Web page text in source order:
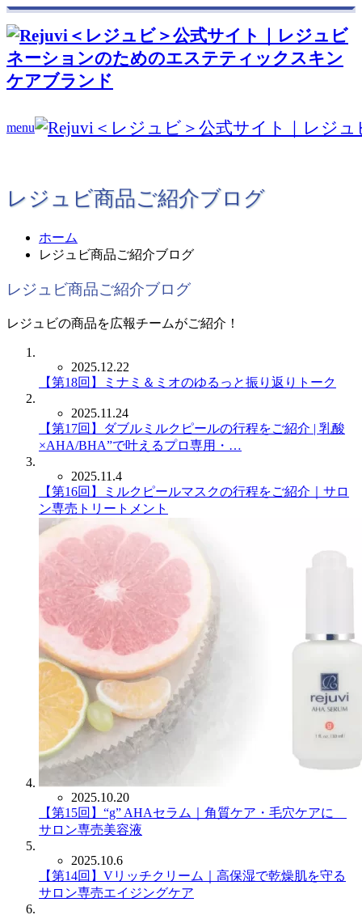
menu
レジュビ商品ご紹介ブログ
ホーム
レジュビ商品ご紹介ブログ
レジュビ商品ご紹介ブログ
レジュビの商品を広報チームがご紹介！
2025.12.22
【第18回】ミナミ＆ミオのゆるっと振り返りトーク
2025.11.24
【第17回】ダブルミルクピールの行程をご紹介 | 乳酸
×AHA/BHA”で叶えるプロ専用・…
2025.11.4
【第16回】ミルクピールマスクの行程をご紹介｜サロ
ン専売トリートメント
2025.10.20
【第15回】“g” AHAセラム｜角質ケア・毛穴ケアに
サロン専売美容液
2025.10.6
【第14回】Vリッチクリーム｜高保湿で乾燥肌を守る
サロン専売エイジングケア